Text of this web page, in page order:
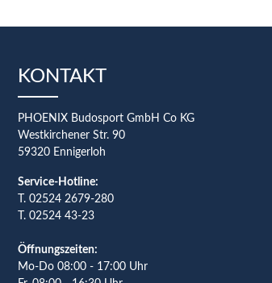
KONTAKT
PHOENIX Budosport GmbH Co KG
Westkirchener Str. 90
59320 Ennigerloh
Service-Hotline:
T. 02524 2679-280
T. 02524 43-23
Öffnungszeiten:
Mo-Do 08:00 - 17:00 Uhr